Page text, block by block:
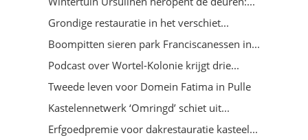
Grondige restauratie in het verschiet...
Boompitten sieren park Franciscanessen in...
Podcast over Wortel-Kolonie krijgt drie...
Tweede leven voor Domein Fatima in Pulle
Kastelennetwerk ‘Omringd’ schiet uit...
Erfgoedpremie voor dakrestauratie kasteel...